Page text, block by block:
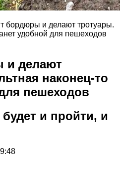
бордюры и делают тротуары.
удобной для пешеходов
и делают
наконец-то
пешеходов
и пройти, и